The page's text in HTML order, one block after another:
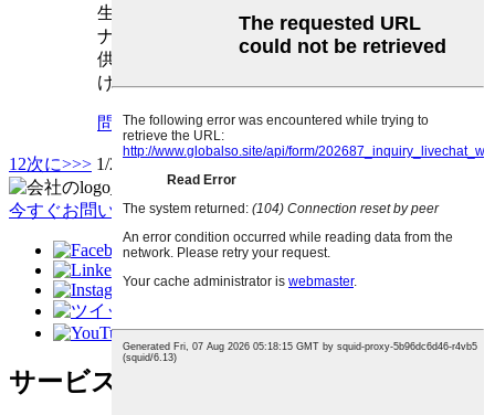
生産プロセス：
ナッパレザーは、革の高品質と耐久性を提
供する技術であるミョウバンと野菜の日焼
けの混合物を使用して生産されています。
問い合わせ詳細
1 2次に>>> 1/2ページ
今すぐお問い合わせください
サービス